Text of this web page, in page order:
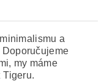
a
my máme